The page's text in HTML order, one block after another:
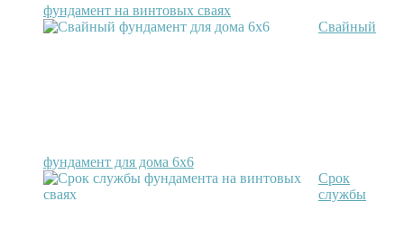
фундамент на винтовых сваях
Свайный
фундамент для дома 6х6
Срок
службы